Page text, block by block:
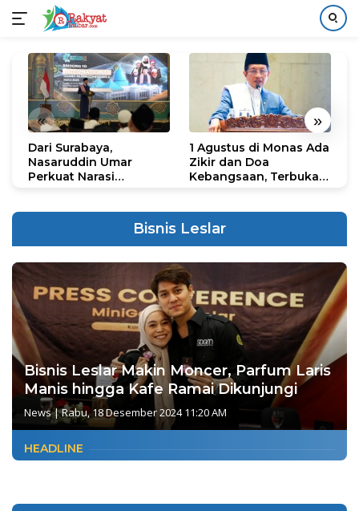
konten
« »
Dari Surabaya,
Nasaruddin Umar
Perkuat Narasi
1 Agustus di Monas Ada
Zikir dan Doa
Kebangsaan, Terbuka
Bisnis Leslar
Bisnis Leslar Makin Moncer, Parfum Laris
Manis hingga Kafe Ramai Dikunjungi
News|Rabu, 18 Desember 2024 11:20 AM
HEADLINE